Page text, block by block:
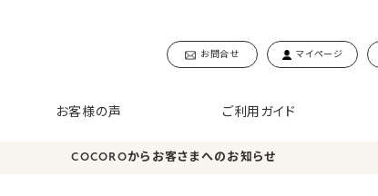
お問合せ マイページ
お客様の声 ご利用ガイド
COCOROからお客さまへのお知らせ